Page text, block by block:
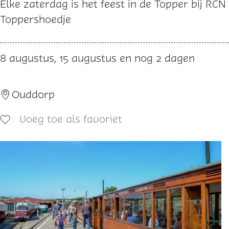
F
e
t
v
n
d
p
e
Elke zaterdag is het feest in de Topper bij RCN
Toppershoedje
8 augustus, 15 augustus en nog 2 dagen
Ouddorp
Voeg toe als favoriet